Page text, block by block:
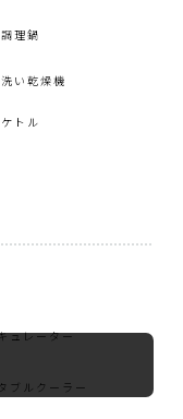
理鍋
い乾燥機
トル
ュレーター
ブルクーラー